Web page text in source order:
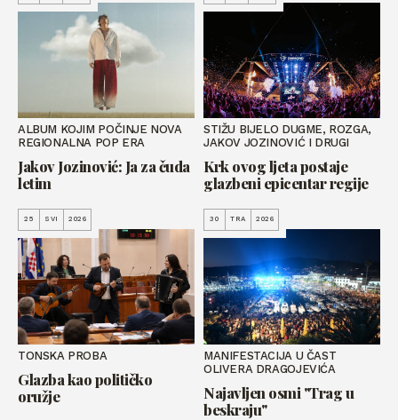
ALBUM KOJIM POČINJE NOVA
REGIONALNA POP ERA
Jakov Jozinović: Ja za čuda
letim
STIŽU BIJELO DUGME, ROZGA,
JAKOV JOZINOVIĆ I DRUGI
Krk ovog ljeta postaje
glazbeni epicentar regije
25 SVI 2026
TONSKA PROBA
Glazba kao političko
oružje
30 TRA 2026
MANIFESTACIJA U ČAST
OLIVERA DRAGOJEVIĆA
Najavljen osmi "Trag u
beskraju"